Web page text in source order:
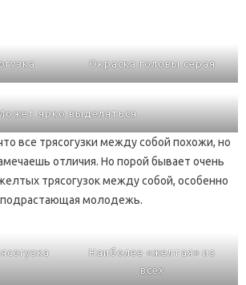
Окраска головы серая
ярко выделяться
все трясогузки между собой похожи, но
отличия. Но порой бывает очень
трясогузок между собой, особенно
подрастающая молодежь.
Наиболее «желтая» из
всех